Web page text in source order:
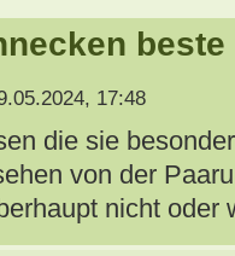
17:48
die sie
von der
nicht oder